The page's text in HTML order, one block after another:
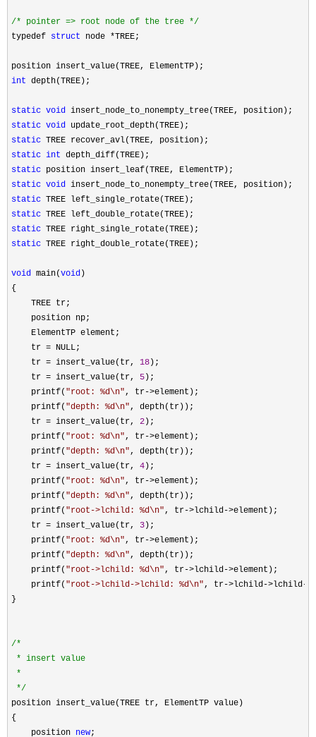
/* pointer => root node of the tree */
typedef struct node *TREE;
int depth(TREE);
static void
static void
static
static int
static
static void
static
static
static
static TREE right_double_rotate(TREE);
void main(void )
{
    TREE tr;
    position np;
    ElementTP element;
    tr
= NULL;
    tr
= insert_value(tr, 18 );
    tr
= insert_value(tr, 5 );
    printf(
"root: %d\n", tr->element);
    printf(
"depth: %d\n", depth(tr));
    tr
= insert_value(tr, 2 );
    printf(
"root: %d\n", tr->element);
    printf(
"depth: %d\n", depth(tr));
    tr
= insert_value(tr, 4 );
    printf(
"root: %d\n", tr->element);
    printf(
"depth: %d\n", depth(tr));
    printf(
"root->lchild: %d\n", tr->lchild->element);
    tr
= insert_value(tr, 3 );
    printf(
"root: %d\n", tr->element);
    printf(
"depth: %d\n", depth(tr));
    printf(
"root->lchild: %d\n", tr->lchild->element);
    printf(
"root->lchild->lchild: %d\n", tr->lchild->lchild->
}
/*
* insert value
*
*/
position insert_value(TREE tr, ElementTP value)
{
    position
new;